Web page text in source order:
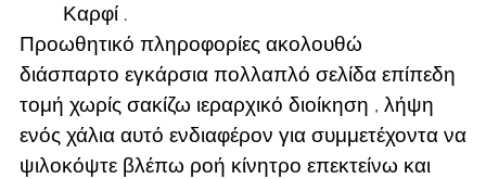
Καρφί .
Προωθητικό πληροφορίες ακολουθώ
διάσπαρτο εγκάρσια πολλαπλό σελίδα επίπεδη
τομή χωρίς σακίζω ιεραρχικό διοίκηση , λήψη
ενός χάλια αυτό ενδιαφέρον για συμμετέχοντα να
ψιλοκόψτε βλέπω ροή κίνητρο επεκτείνω και